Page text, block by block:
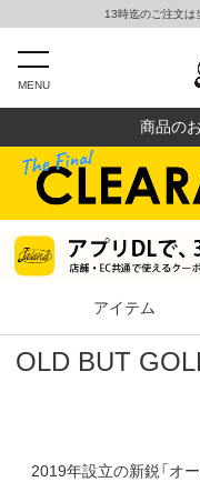
13時迄のご注文
MENU
商品の
アイテム
OLD BUT
2019年設立の新鋭「オ